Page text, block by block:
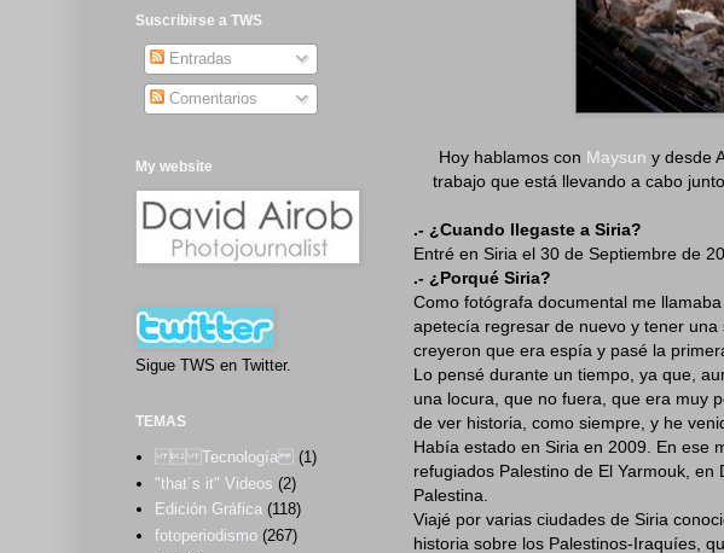
Hoy hablamos con Maysun y desde
trabajo que está llevando a cabo
.- ¿Cuando llegaste a Siria?
Entré en Siria el 30 de Septiembre de
.- ¿Porqué Siria?
Como fotógrafa documental me
apetecía regresar de nuevo y tener
creyeron que era espía y pasé la
Lo pensé durante un tiempo, ya que,
una locura, que no fuera, que era muy
de ver historia, como siempre, y he
Había estado en Siria en 2009. En ese
refugiados Palestino de El Yarmouk,
Palestina.
Viajé por varias ciudades de Siria
historia sobre los Palestinos-Iraquíes,
Suscribirse a TWS
Entradas
Comentarios
My website
Sigue TWS en Twitter.
TEMAS
 Tecnología (1)
"that´s it" Videos (2)
Edición Gráfica (118)
fotoperiodismo (267)